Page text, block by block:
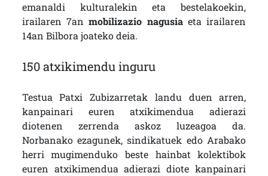
emanaldi kulturalekin eta bestelakoekin,
irailaren 7anmobilizazio nagusiaeta irailaren
14an Bilbora joateko deia.
150 atxikimendu inguru
Testua Patxi Zubizarretak landu duen arren,
kanpainari euren atxikimendua adierazi
diotenen zerrenda askoz luzeagoa da.
Norbanako ezagunek, sindikatuek edo Arabako
herri mugimenduko beste hainbat kolektibok
euren atxikimendua adierazi diote kanpainari